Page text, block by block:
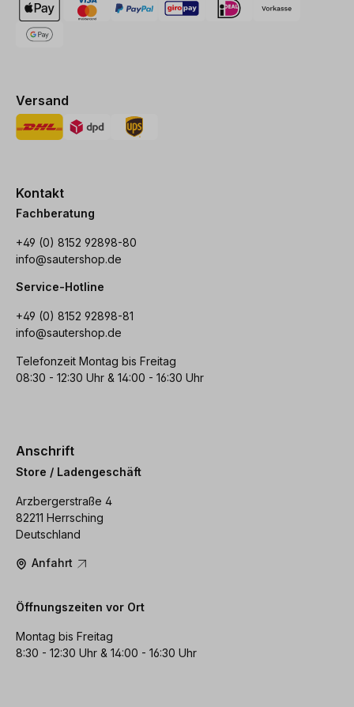
Versand
Kontakt
Fachberatung
+49 (0) 8152 92898-80
info@sautershop.de
Service-Hotline
+49 (0) 8152 92898-81
info@sautershop.de
Telefonzeit Montag bis Freitag
08:30 - 12:30 Uhr & 14:00 - 16:30 Uhr
Anschrift
Store / Ladengeschäft
Arzbergerstraße 4
82211 Herrsching
Deutschland
Anfahrt
Öffnungszeiten vor Ort
Montag bis Freitag
8:30 - 12:30 Uhr & 14:00 - 16:30 Uhr